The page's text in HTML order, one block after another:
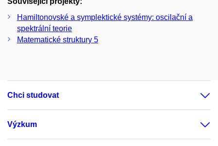
Hamiltonovské a symplektické systémy: oscilační a
spektrální teorie
Matematické struktury 5
Chci studovat
Výzkum